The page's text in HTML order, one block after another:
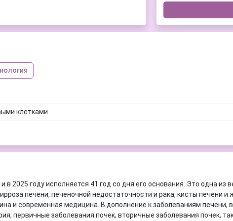
клетками
и в 2025 году исполняется 41 год со дня его основания. Это одна
печени, печеночной недостаточности и рака, кисты печени
и современная медицина. В дополнение к заболеваниям печени,
первичные заболевания почек, вторичные заболевания почек,